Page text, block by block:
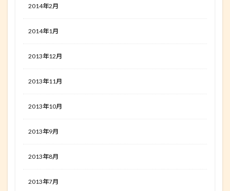
2014年2月
2014年1月
2013年12月
2013年11月
2013年10月
2013年9月
2013年8月
2013年7月